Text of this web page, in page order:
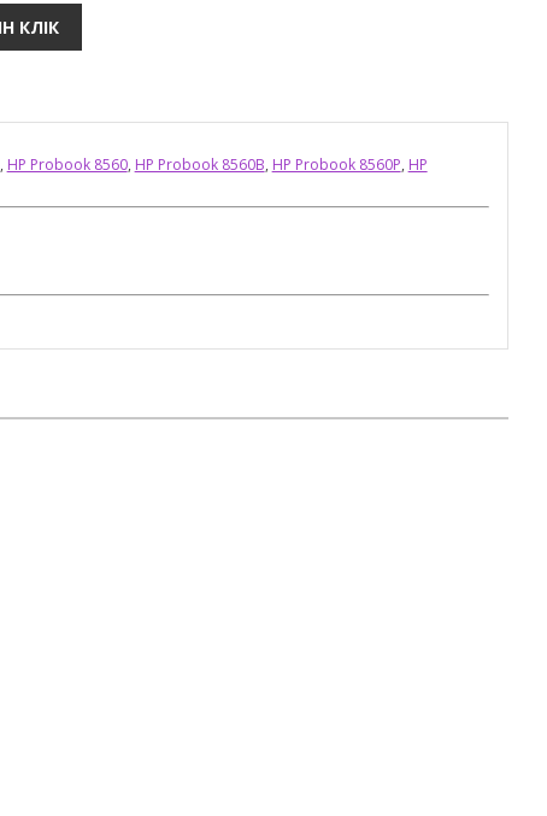
, HP Probook 8560, HP Probook 8560B, HP Probook 8560P, HP